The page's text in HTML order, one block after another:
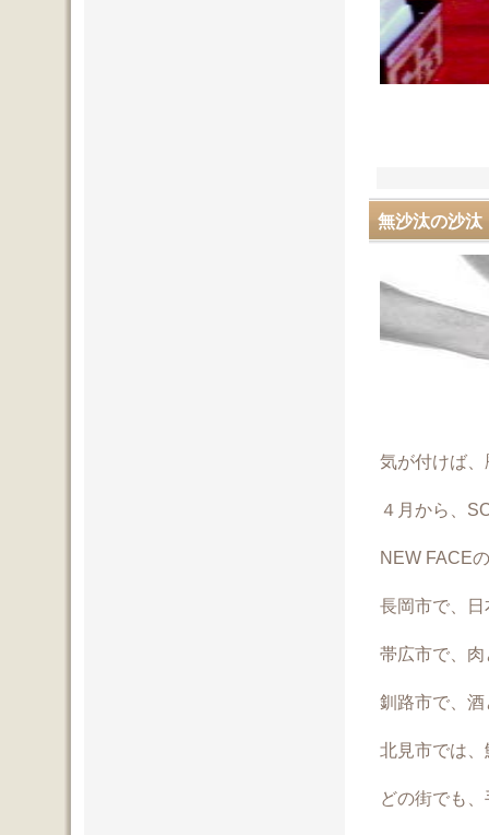
無沙汰の沙汰
気が付けば
４月から、
NEW FACE
長岡市で、
帯広市で、
釧路市で、
北見市では
どの街でも